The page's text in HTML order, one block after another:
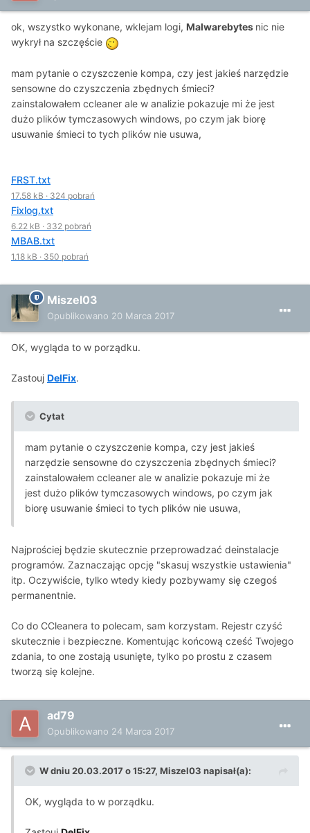
ok, wszystko wykonane, wklejam logi, Malwarebytes nic nie
wykrył na szczęście
mam pytanie o czyszczenie kompa, czy jest jakieś narzędzie
sensowne do czyszczenia zbędnych śmieci?
zainstalowałem ccleaner ale w analizie pokazuje mi że jest
dużo plików tymczasowych windows, po czym jak biorę
usuwanie śmieci to tych plików nie usuwa,
FRST.txt
17.58 kB · 324 pobrań
Fixlog.txt
6.22 kB · 332 pobrań
MBAB.txt
1.18 kB · 350 pobrań
Miszel03
Opublikowano 20 Marca 2017
OK, wygląda to w porządku.
Zastouj DelFix.
Cytat
mam pytanie o czyszczenie kompa, czy jest jakieś
narzędzie sensowne do czyszczenia zbędnych śmieci?
zainstalowałem ccleaner ale w analizie pokazuje mi że
jest dużo plików tymczasowych windows, po czym jak
biorę usuwanie śmieci to tych plików nie usuwa,
Najprościej będzie skutecznie przeprowadzać deinstalacje
programów. Zaznaczając opcję "skasuj wszystkie ustawienia"
itp. Oczywiście, tylko wtedy kiedy pozbywamy się czegoś
permanentnie.
Co do CCleanera to polecam, sam korzystam. Rejestr czyść
skutecznie i bezpieczne. Komentując końcową cześć Twojego
zdania, to one zostają usunięte, tylko po prostu z czasem
tworzą się kolejne.
ad79
Opublikowano 24 Marca 2017
W dniu 20.03.2017 o 15:27, Miszel03 napisał(a):
OK, wygląda to w porządku.